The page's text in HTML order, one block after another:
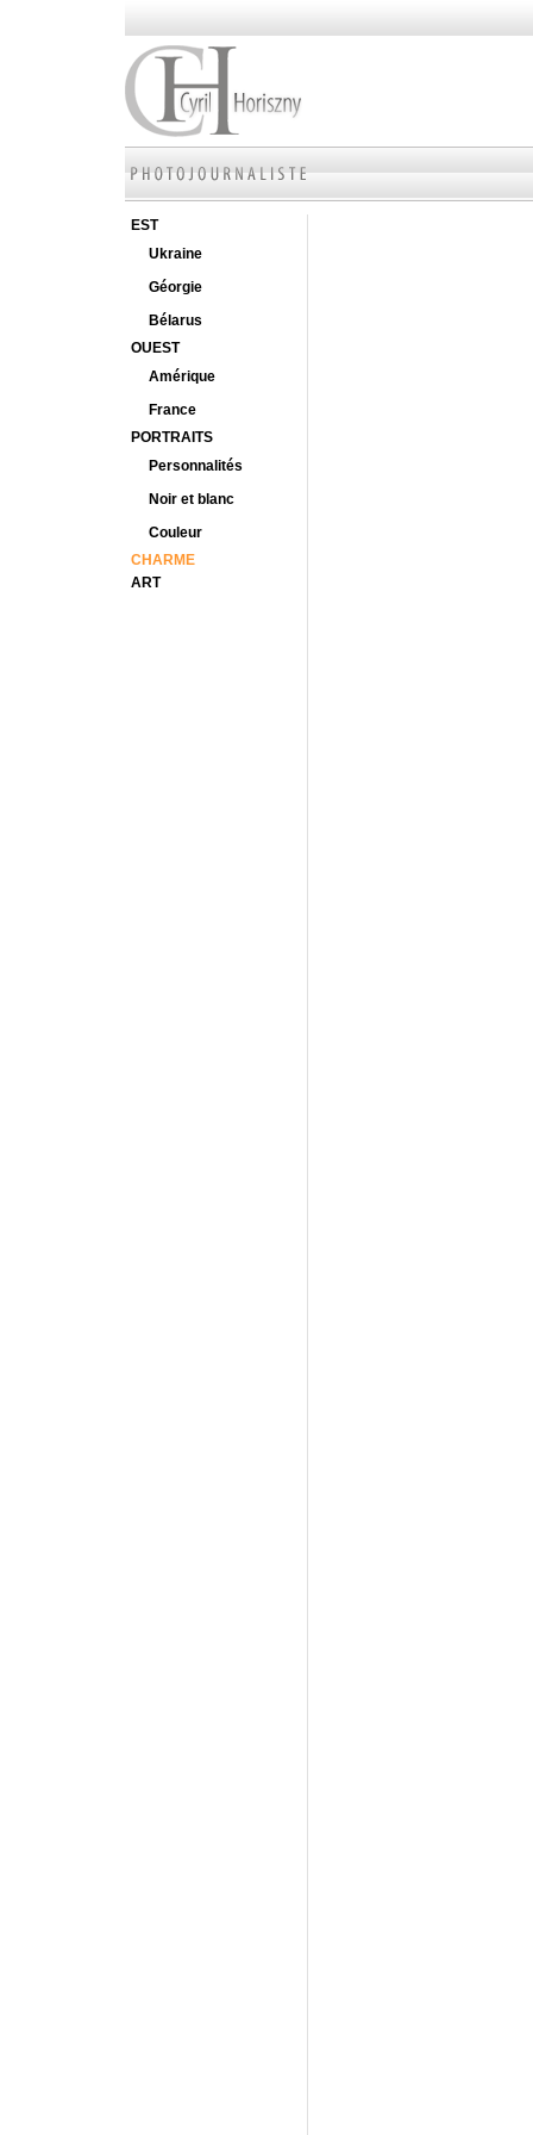
EST
Ukraine
Géorgie
Bélarus
OUEST
Amérique
France
PORTRAITS
Personnalités
Noir et blanc
Couleur
CHARME
ART